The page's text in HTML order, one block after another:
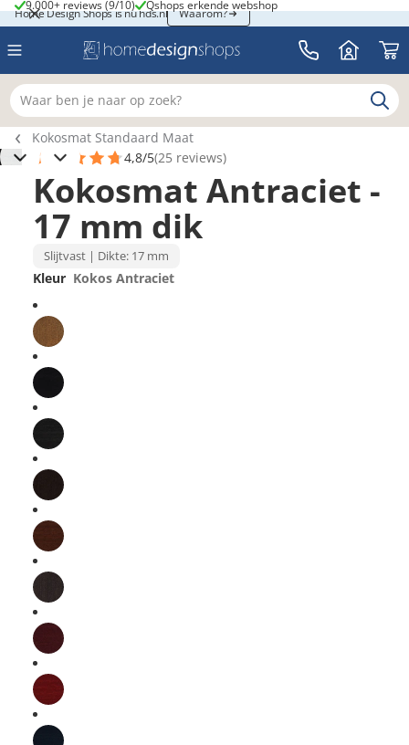
Home Design Shops is nu hds.nl
Home Design Shops is nu hds.nl Waarom?
9.000+ reviews (9/10)
9.000+ reviews (9/10) Qshops erkende webshop
Qshops erkende webshop
Waar ben je naar op zoek?
Breadcrumb navigatie
Kokosmat Standaard Maat
4,8/5(25 reviews)
Kokosmat Antraciet -
17 mm dik
Slijtvast | Dikte: 17 mm
Kleur Kokos Antraciet